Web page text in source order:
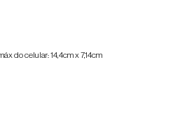
do celular: 14,4cm x 7,14cm